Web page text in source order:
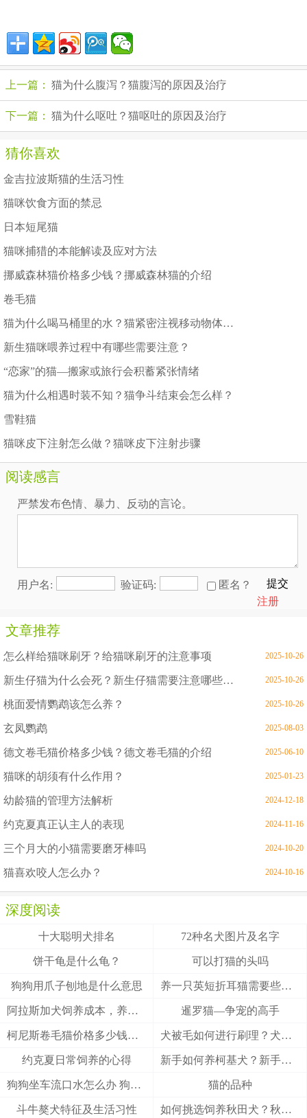
上一篇： 猫为什么腹泻？猫腹泻的原因及治疗
下一篇： 猫为什么呕吐？猫呕吐的原因及治疗
猜你喜欢
金吉拉波斯猫的生活习性
猫咪饮食方面的禁忌
日本短尾猫
猫咪捕猎的本能解读及应对方法
挪威森林猫价格多少钱？挪威森林猫的介绍
卷毛猫
猫为什么喝马桶里的水？猫紧密注视移动物体的原因
新生猫咪喂养过程中有哪些需要注意？
“恋家”的猫—搬家或旅行会积蓄紧张情绪
猫为什么相遇时装不知？猫争斗结束会怎么样？
雪鞋猫
猫咪皮下注射怎么做？猫咪皮下注射步骤
阅读感言
严禁发布色情、暴力、反动的言论。
用户名: 验证码: 匿名？
提交
注册
文章推荐
怎么样给猫咪刷牙？给猫咪刷牙的注意事项 2025-10-26
新生仔猫为什么会死？新生仔猫需要注意哪些问题 2025-10-26
桃面爱情鹦鹉该怎么养？ 2025-10-26
玄凤鹦鹉 2025-08-03
德文卷毛猫价格多少钱？德文卷毛猫的介绍 2025-06-10
猫咪的胡须有什么作用？ 2025-01-23
幼龄猫的管理方法解析 2024-12-18
约克夏真正认主人的表现 2024-11-16
三个月大的小猫需要磨牙棒吗 2024-10-20
猫喜欢咬人怎么办？ 2024-10-16
深度阅读
十大聪明犬排名 72种名犬图片及名字
饼干龟是什么龟？ 可以打猫的头吗
狗狗用爪子刨地是什么意思 养一只英短折耳猫需要些什么
阿拉斯加犬饲养成本，养阿拉斯加犬一个月要多少钱？ 暹罗猫—争宠的高手
柯尼斯卷毛猫价格多少钱？柯尼斯卷毛猫的介绍 犬被毛如何进行刷理？犬被毛刷理方法！
约克夏日常饲养的心得 新手如何养柯基犬？新手养柯基的四大要点
狗狗坐车流口水怎么办 狗狗晕车会流口水 猫的品种
斗牛獒犬特征及生活习性 如何挑选饲养秋田犬？秋田犬有什么优缺点